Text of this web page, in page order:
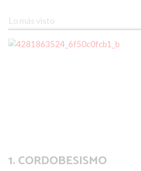
Lo más visto
CORDOBESISMO